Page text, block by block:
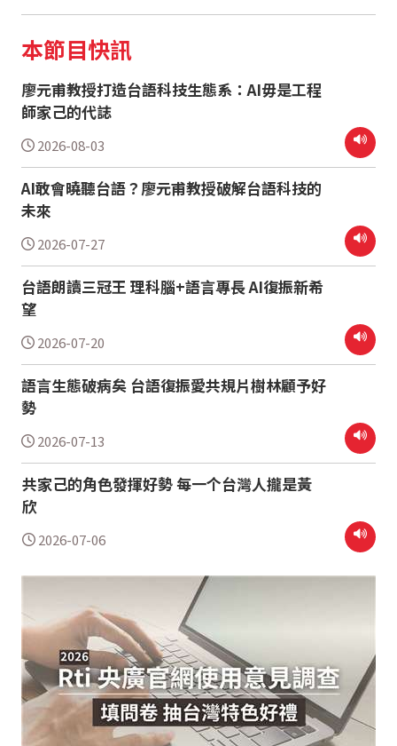
本節目快訊
廖元甫教授打造台語科技生態系：AI毋是工程
師家己的代誌
2026-08-03
AI敢會曉聽台語？廖元甫教授破解台語科技的
未來
2026-07-27
台語朗讀三冠王 理科腦+語言專長 AI復振新希
望
2026-07-20
語言生態破病矣 台語復振愛共規片樹林顧予好
勢
2026-07-13
共家己的角色發揮好勢 每一个台灣人攏是黃
欣
2026-07-06